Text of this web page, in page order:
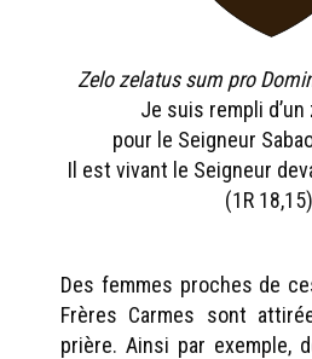
Zelo zelatus sum pro
Je suis rempli
pour le Seigneur
Il est vivant le Seigneur
(1R
Des femmes proches de
Frères Carmes sont
prière. Ainsi par exemple,